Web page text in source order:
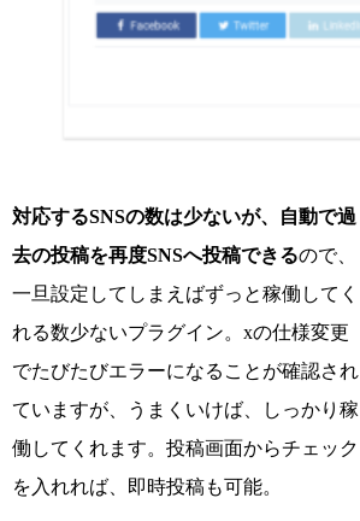
対応するSNSの数は少ないが、自動で過
去の投稿を再度SNSへ投稿できるので、
一旦設定してしまえばずっと稼働してく
れる数少ないプラグイン。xの仕様変更
でたびたびエラーになることが確認され
ていますが、うまくいけば、しっかり稼
働してくれます。投稿画面からチェック
を入れれば、即時投稿も可能。